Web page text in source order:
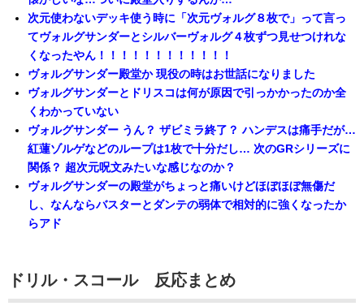
次元使わないデッキ使う時に「次元ヴォルグ８枚で」って言っ
てヴォルグサンダーとシルバーヴォルグ４枚ずつ見せつけれな
くなったやん！！！！！！！！！！！！
ヴォルグサンダー殿堂か 現役の時はお世話になりました
ヴォルグサンダーとドリスコは何が原因で引っかかったのか全
くわかっていない
ヴォルグサンダー うん？ ザビミラ終了？ ハンデスは痛手だが…
紅蓮ゾルゲなどのループは1枚で十分だし… 次のGRシリーズに
関係？ 超次元呪文みたいな感じなのか？
ヴォルグサンダーの殿堂がちょっと痛いけどほぼほぼ無傷だ
し、なんならバスターとダンテの弱体で相対的に強くなったか
らアド
ドリル・スコール 反応まとめ